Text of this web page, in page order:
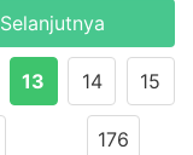
Selanjutnya
13 14 15
176